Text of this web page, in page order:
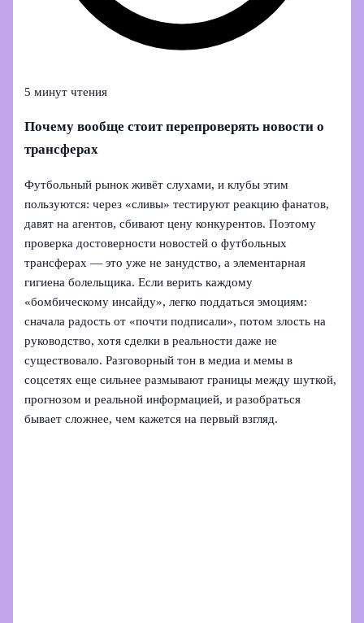
5 минут чтения
Почему вообще стоит перепроверять новости о
трансферах
Футбольный рынок живёт слухами, и клубы этим
пользуются: через «сливы» тестируют реакцию фанатов,
давят на агентов, сбивают цену конкурентов. Поэтому
проверка достоверности новостей о футбольных
трансферах — это уже не занудство, а элементарная
гигиена болельщика. Если верить каждому
«бомбическому инсайду», легко поддаться эмоциям:
сначала радость от «почти подписали», потом злость на
руководство, хотя сделки в реальности даже не
существовало. Разговорный тон в медиа и мемы в
соцсетях еще сильнее размывают границы между шуткой,
прогнозом и реальной информацией, и разобраться
бывает сложнее, чем кажется на первый взгляд.